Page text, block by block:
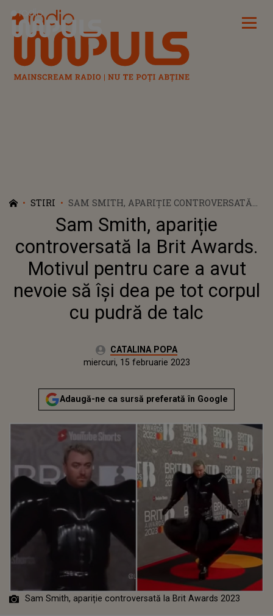
Radio Impuls
STIRI
SAM SMITH, APARIȚIE CONTROVERSATĂ
LA BRIT AWARDS. MOTIVUL PENTRU CARE
A AVUT NEVOIE SĂ ÎȘI DEA PE TOT CORPUL
CU PUDRĂ DE TALC
Sam Smith, apariție
controversată la Brit Awards.
Motivul pentru care a avut
nevoie să își dea pe tot corpul
cu pudră de talc
Autor:CATALINA POPA
Publicat:
miercuri, 15 februarie 2023
Adaugă-ne ca sursă preferată în Google
Sam Smith, apariție controversată la Brit Awards 2023